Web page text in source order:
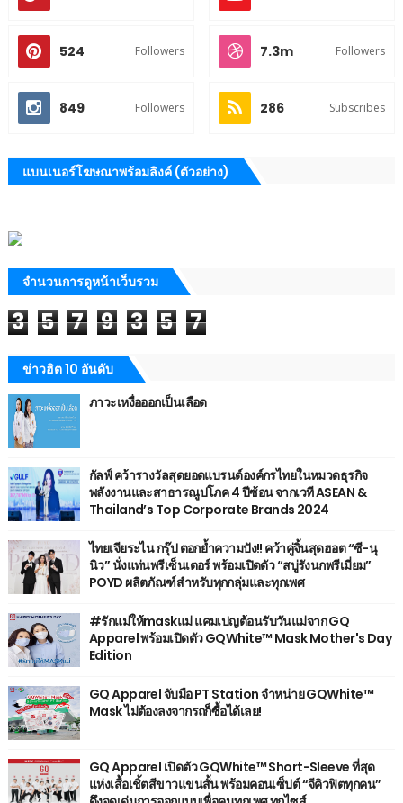
524 Followers 7.3m Followers
849 Followers 286 Subscribes
แบนเนอร์โฆษณาพร้อมลิงค์ (ตัวอย่าง)
จำนวนการดูหน้าเว็บรวม
3 5 7 9 3 5 7
ข่าวฮิต 10 อันดับ
ภาวะเหงื่อออกเป็นเลือด
กัลฟ์ คว้ารางวัลสุดยอดแบรนด์องค์กรไทยในหมวดธุรกิจ
พลังงานและสาธารณูปโภค 4 ปีซ้อน จากเวที ASEAN &
Thailand’s Top Corporate Brands 2024
ไทยเจียระไน กรุ๊ป ตอกย้ำความปัง!! คว้าคู่จิ้นสุดฮอต “ซี-นุ
นิว” นั่งแท่นพรีเซ็นเตอร์ พร้อมเปิดตัว “สบู่รังนกพรีเมี่ยม”
POYD ผลิตภัณฑ์สำหรับทุกกลุ่มและทุกเพศ
#รักแม่ให้maskแม่ แคมเปญต้อนรับวันแม่จาก GQ
Apparel พร้อมเปิดตัว GQWhite™ Mask Mother's Day
Edition
GQ Apparel จับมือ PT Station จำหน่าย GQWhite™
Mask ไม่ต้องลงจากรถก็ซื้อได้เลย!
GQ Apparel เปิดตัว GQWhite™ Short-Sleeve ที่สุด
แห่งเสื้อเชิ้ตสีขาวแขนสั้น พร้อมคอนเซ็ปต์ “จีคิวฟิตทุกคน”